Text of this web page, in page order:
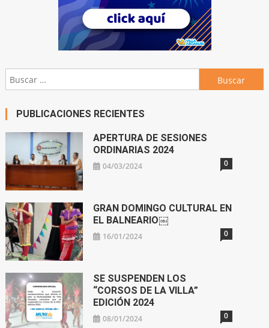
Buscar:
PUBLICACIONES RECIENTES
APERTURA DE SESIONES
ORDINARIAS 2024
04/03/2024 0
GRAN DOMINGO CULTURAL EN
EL BALNEARIO￼
16/01/2024 0
SE SUSPENDEN LOS
“CORSOS DE LA VILLA”
EDICIÓN 2024
08/01/2024 0